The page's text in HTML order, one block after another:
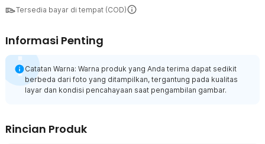
Tersedia bayar di tempat (COD)
Informasi Penting
Catatan Warna: Warna produk yang Anda terima dapat sedikit
berbeda dari foto yang ditampilkan, tergantung pada kualitas
layar dan kondisi pencahayaan saat pengambilan gambar.
Rincian Produk